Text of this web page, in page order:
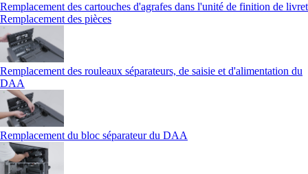
Remplacement des cartouches d'agrafes dans l'unité de finition de livret
Remplacement des pièces
Remplacement des rouleaux séparateurs, de saisie et d'alimentation du
DAA
Remplacement du bloc séparateur du DAA